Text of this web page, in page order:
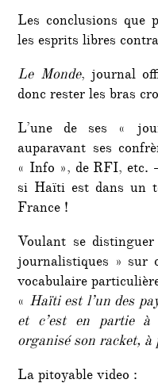
Les conclusions que
les esprits libres
Le Monde, journal
donc rester les bras
L’une de ses «
auparavant ses
« Info », de RFI, etc.
si Haïti est dans un
France !
Voulant se distinguer
journalistiques » sur
vocabulaire
« Haïti est l’un des
et c’est en partie
organisé son racket,
La pitoyable video :